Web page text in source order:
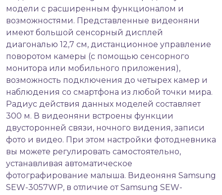
модели с расширенным функционалом и
возможностями. Представленные видеоняни
имеют большой сенсорный дисплей
диагональю 12,7 см, дистанционное управление
поворотом камеры (с помощью сенсорного
монитора или мобильного приложения),
возможность подключения до четырех камер и
наблюдения со смартфона из любой точки мира.
Радиус действия данных моделей составляет
300 м. В видеоняни встроены функции
двусторонней связи, ночного видения, записи
фото и видео. При этом настройки фотодневника
вы можете регулировать самостоятельно,
устанавливая автоматическое
фотографирование малыша. Видеоняня Samsung
SEW-3057WP, в отличие от Samsung SEW-